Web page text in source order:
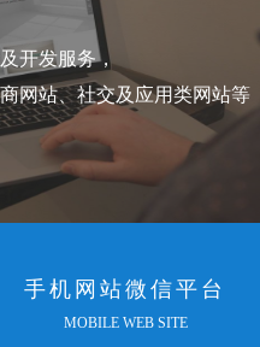
开发服务，
网站、社交及应用类网站等
手机网站微信平台
MOBILE WEB SITE